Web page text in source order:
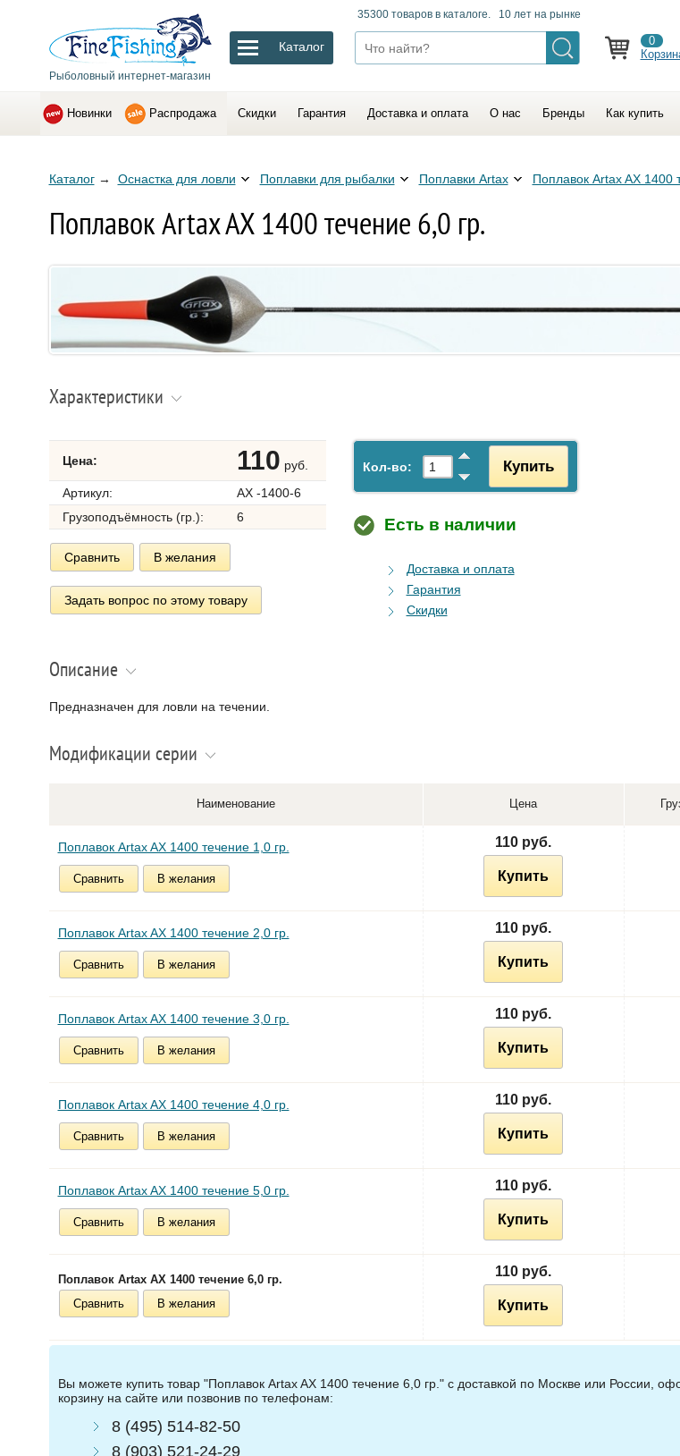
Рыболовный интернет-магазин
Каталог
35300 товаров в каталоге. 10 лет на рынке
0
Новинки Распродажа Скидки Гарантия Доставка и оплата О нас Бренды Как купить
Каталог→ Оснастка для ловли Поплавки для рыбалки Поплавки Artax Поплавок Artax AX 1400
Поплавок Artax AX 1400 течение 6,0 гр.
Характеристики
Цена: 110 руб.
Артикул:
AX -1400-6
Грузоподъёмность (гр.):
6
Сравнить В желания
Задать вопрос по этому товару
Кол-во: Купить
Есть в наличии
Доставка и оплата
Гарантия
Скидки
Описание
Предназначен для ловли на течении.
Модификации серии
Наименование Цена
Поплавок Artax AX 1400 течение 1,0 гр.
Сравнить В желания
110 руб.
Купить
Поплавок Artax AX 1400 течение 2,0 гр.
Сравнить В желания
110 руб.
Купить
Поплавок Artax AX 1400 течение 3,0 гр.
Сравнить В желания
110 руб.
Купить
Поплавок Artax AX 1400 течение 4,0 гр.
Сравнить В желания
110 руб.
Купить
Поплавок Artax AX 1400 течение 5,0 гр.
Сравнить В желания
110 руб.
Купить
Поплавок Artax AX 1400 течение 6,0 гр.
Сравнить
В желания
110 руб.
Купить
Вы можете купить товар "Поплавок Artax AX 1400 течение 6,0 гр." с доставкой по Москве или России,
корзину на сайте или позвонив по телефонам:
8 (495) 514-82-50
8 (903) 521-24-29